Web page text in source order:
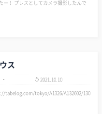
ー！ プレスとしてカメラ撮影したんで
ス
2021.10.10